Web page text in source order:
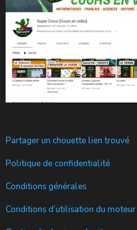
Partager un chouette lien trouvé
Politique de confidentialité
Conditions générales
Conditions d’utilisation du